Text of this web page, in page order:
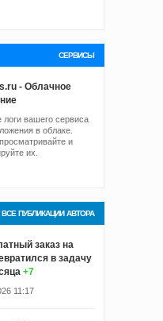
СЕРВИСЫ
- Облачное
логи вашего сервиса
в облаке.
и
их.
ВСЕ ПУБЛИКАЦИИ АВТОРА
заказ на
в задачу
+7
11:17